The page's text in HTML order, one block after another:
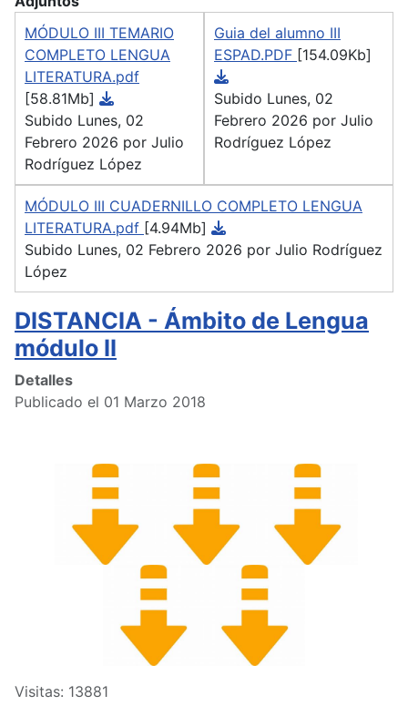
MÓDULO III TEMARIO
COMPLETO LENGUA
LITERATURA.pdf
[58.81Mb]
Subido Lunes, 02
Febrero 2026 por Julio
Rodríguez López
Guia del alumno III
ESPAD.PDF [154.09Kb]
Subido Lunes, 02
Febrero 2026 por Julio
Rodríguez López
MÓDULO III CUADERNILLO COMPLETO LENGUA
LITERATURA.pdf [4.94Mb]
Subido Lunes, 02 Febrero 2026 por Julio Rodríguez
López
DISTANCIA - Ámbito de Lengua
módulo II
Detalles
Publicado el 01 Marzo 2018
Visitas: 13881